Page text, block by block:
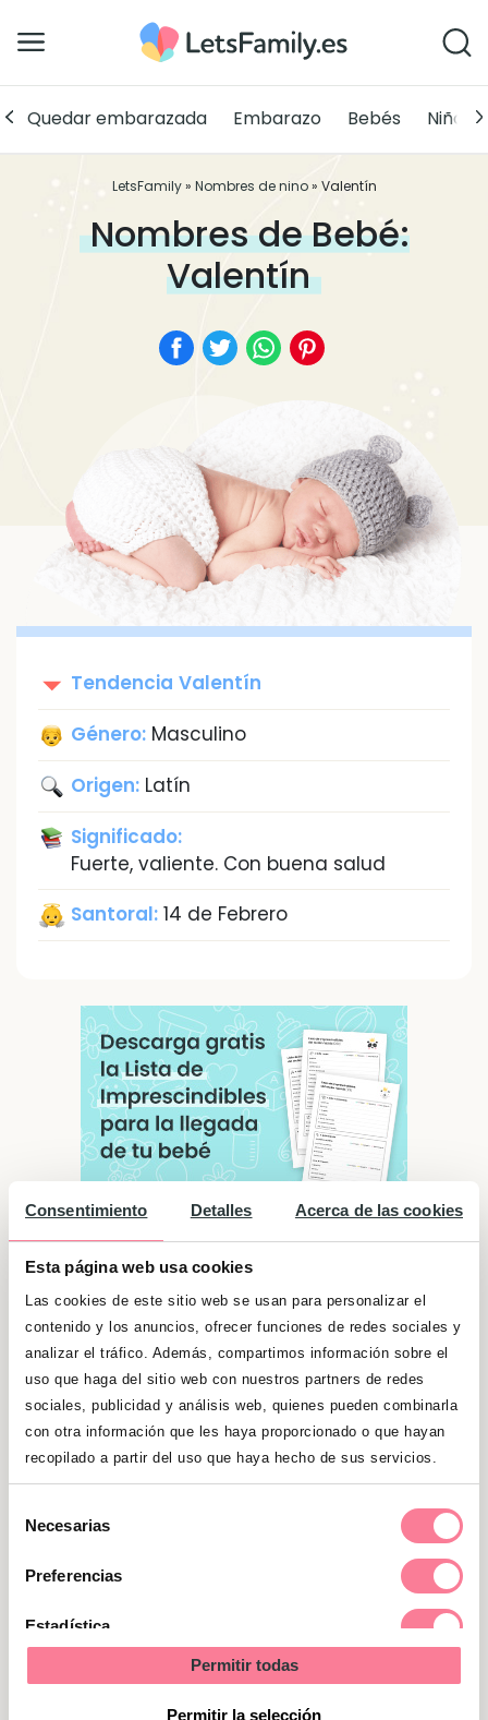
Consentimiento Detalles Acerca de las cookies
Esta página web usa cookies
Las cookies de este sitio web se usan para personalizar el
contenido y los anuncios, ofrecer funciones de redes sociales y
analizar el tráfico. Además, compartimos información sobre el
uso que haga del sitio web con nuestros partners de redes
sociales, publicidad y análisis web, quienes pueden combinarla
con otra información que les haya proporcionado o que hayan
recopilado a partir del uso que haya hecho de sus servicios.
Necesarias
Preferencias
Estadística
Permitir todas
Permitir la selección
Quedar embarazada Embarazo Bebés Niños
LetsFamily» Nombres de nino» Valentín
Nombres de Bebé:
Valentín
Tendencia Valentín
Género: Masculino
Origen: Latín
Significado:
Fuerte, valiente. Con buena salud
Santoral: 14 de Febrero
Significado de "Valentín"
Cuando la ocasión lo requiere son personas
serias y que saben como comportarse.
Inteligentes y responsables, les gusta tomar
las decisiones y ser los que aportan ideas y
soluciones. Cuando están en familia o con
amigos, algo que buscan habitualmente,
sacan su lado más amable y cariñoso.
Nombre de Valentín en otras
lenguas o idiomas